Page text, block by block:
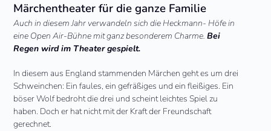
Märchentheater für die ganze Familie
Auch in diesem Jahr verwandeln sich die Heckmann- Höfe in
eine Open Air-Bühne mit ganz besonderem Charme.Bei
Regen wird im Theater gespielt.
In diesem aus England stammenden Märchen geht es um drei
Schweinchen: Ein faules, ein gefräßiges und ein fleißiges. Ein
böser Wolf bedroht die drei und scheint leichtes Spiel zu
haben. Doch er hat nicht mit der Kraft der Freundschaft
gerechnet.